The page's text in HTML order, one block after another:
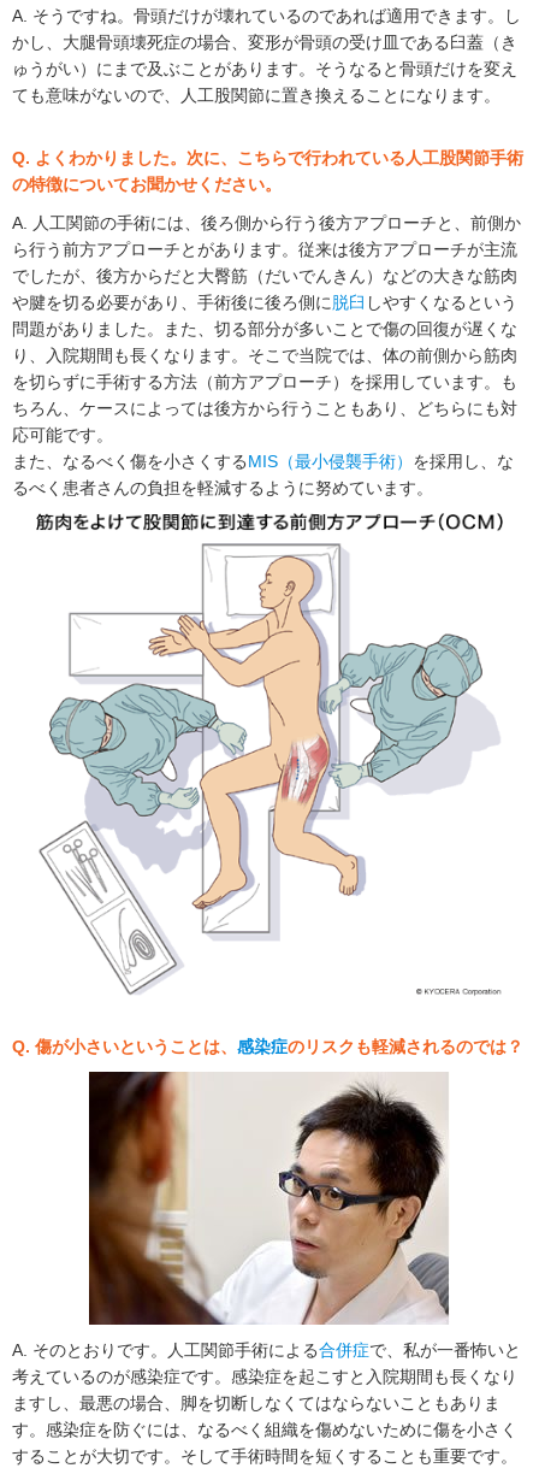
A. そうですね。骨頭だけが壊れているのであれば適用できます。し
かし、大腿骨頭壊死症の場合、変形が骨頭の受け皿である臼蓋（き
ゅうがい）にまで及ぶことがあります。そうなると骨頭だけを変え
ても意味がないので、人工股関節に置き換えることになります。
Q. よくわかりました。次に、こちらで行われている人工股関節手術
の特徴についてお聞かせください。
A. 人工関節の手術には、後ろ側から行う後方アプローチと、前側か
ら行う前方アプローチとがあります。従来は後方アプローチが主流
でしたが、後方からだと大臀筋（だいでんきん）などの大きな筋肉
や腱を切る必要があり、手術後に後ろ側に脱臼 しやすくなるという
問題がありました。また、切る部分が多いことで傷の回復が遅くな
り、入院期間も長くなります。そこで当院では、体の前側から筋肉
を切らずに手術する方法（前方アプローチ）を採用しています。も
ちろん、ケースによっては後方から行うこともあり、どちらにも対
応可能です。
また、なるべく傷を小さくするMIS（最小侵襲手術） を採用し、な
るべく患者さんの負担を軽減するように努めています。
Q. 傷が小さいということは、 感染症のリスクも軽減されるのでは？
A. そのとおりです。人工関節手術による合併症で、私が一番怖いと
考えているのが感染症です。感染症を起こすと入院期間も長くなり
ますし、最悪の場合、脚を切断しなくてはならないこともありま
す。感染症を防ぐには、なるべく組織を傷めないために傷を小さく
することが大切です。そして手術時間を短くすることも重要です。